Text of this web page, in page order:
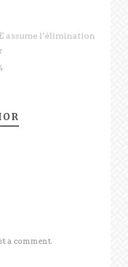
assume l’élimination
a comment.